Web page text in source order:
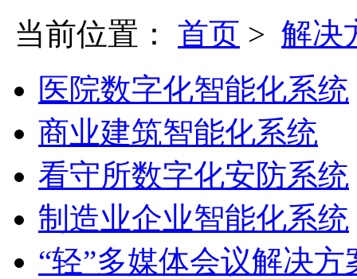
当前位置： 首页 > 解决
医院数字化智能化系统
商业建筑智能化系统
看守所数字化安防系统
制造业企业智能化系统
“轻”多媒体会议解决方